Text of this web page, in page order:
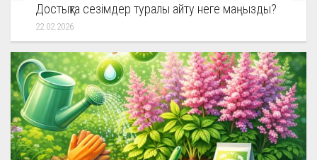
Достықта сезімдер туралы айту неге маңызды?
22.02.2026